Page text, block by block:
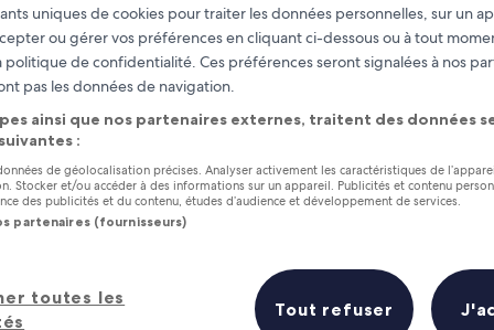
uniques de cookies pour traiter les données personnelles, sur un
ou gérer vos préférences en cliquant ci-dessous ou à tout
politique de confidentialité. Ces préférences seront signalées à nos
pas les données de navigation.
ainsi que nos partenaires externes, traitent des données
:
de géolocalisation précises. Analyser activement les caractéristiques de
Stocker et/ou accéder à des informations sur un appareil. Publicités et contenu
des publicités et du contenu, études d’audience et développement de services.
partenaires (fournisseurs)
toutes les
Tout refuser